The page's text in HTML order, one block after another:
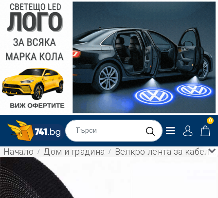
0
Начало Дом и градина Велкро лента за